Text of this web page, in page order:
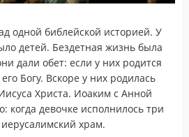
одной библейской историей. У
детей. Бездетная жизнь была
дали обет: если у них родится
Богу. Вскоре у них родилась
Христа. Иоаким с Анной
когда девочке исполнилось три
храм.